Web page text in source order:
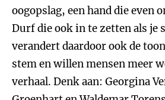
oogopslag, een hand die even
Durf die ook in te zetten als je
verandert daardoor ook de
stem en willen mensen meer
verhaal. Denk aan: Georgina